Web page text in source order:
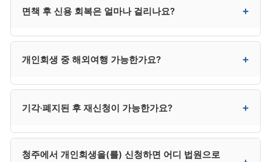
있어, 결과적으로 변호사가 더 효율적인 경우가
정지됩니다. 추심이 임박한 경우 신청과 동시에
면책 후 신용 회복은 얼마나 걸리나요? +
기간 중에도 단계적 신용 회복이 가능하며, 본인의 거래
개인회생 중 해외여행 가능한가요? +
사유가 있어야 발령되며, 개인회생 신청 자체로 자동
기각·폐지된 후 재신청이 가능한가요? +
청주에서 개인회생을(를) 신청하면 어디 법원으로